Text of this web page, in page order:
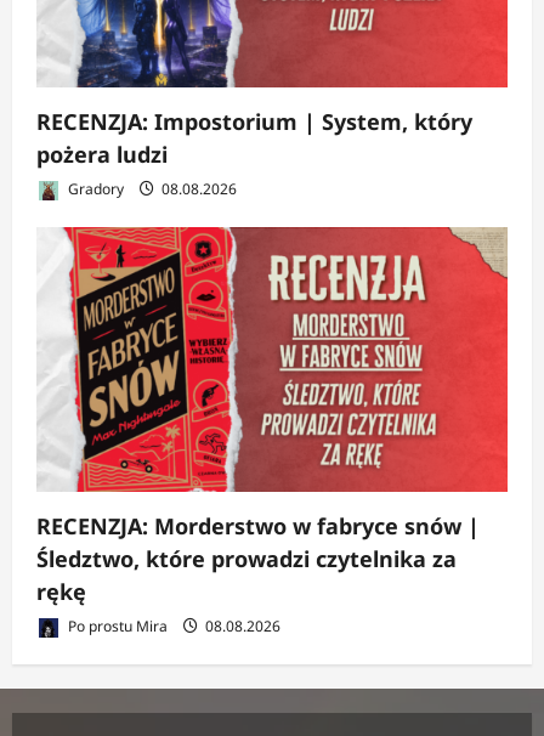
RECENZJA: Impostorium | System, który
pożera ludzi
Gradory 08.08.2026
RECENZJA: Morderstwo w fabryce snów |
Śledztwo, które prowadzi czytelnika za
rękę
Po prostu Mira 08.08.2026